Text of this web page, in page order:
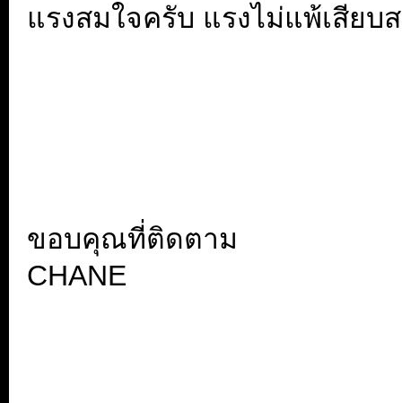
แรงสมใจครับ แรงไม่แพ้เสียบ
ขอบคุณที่ติดตาม
CHANE